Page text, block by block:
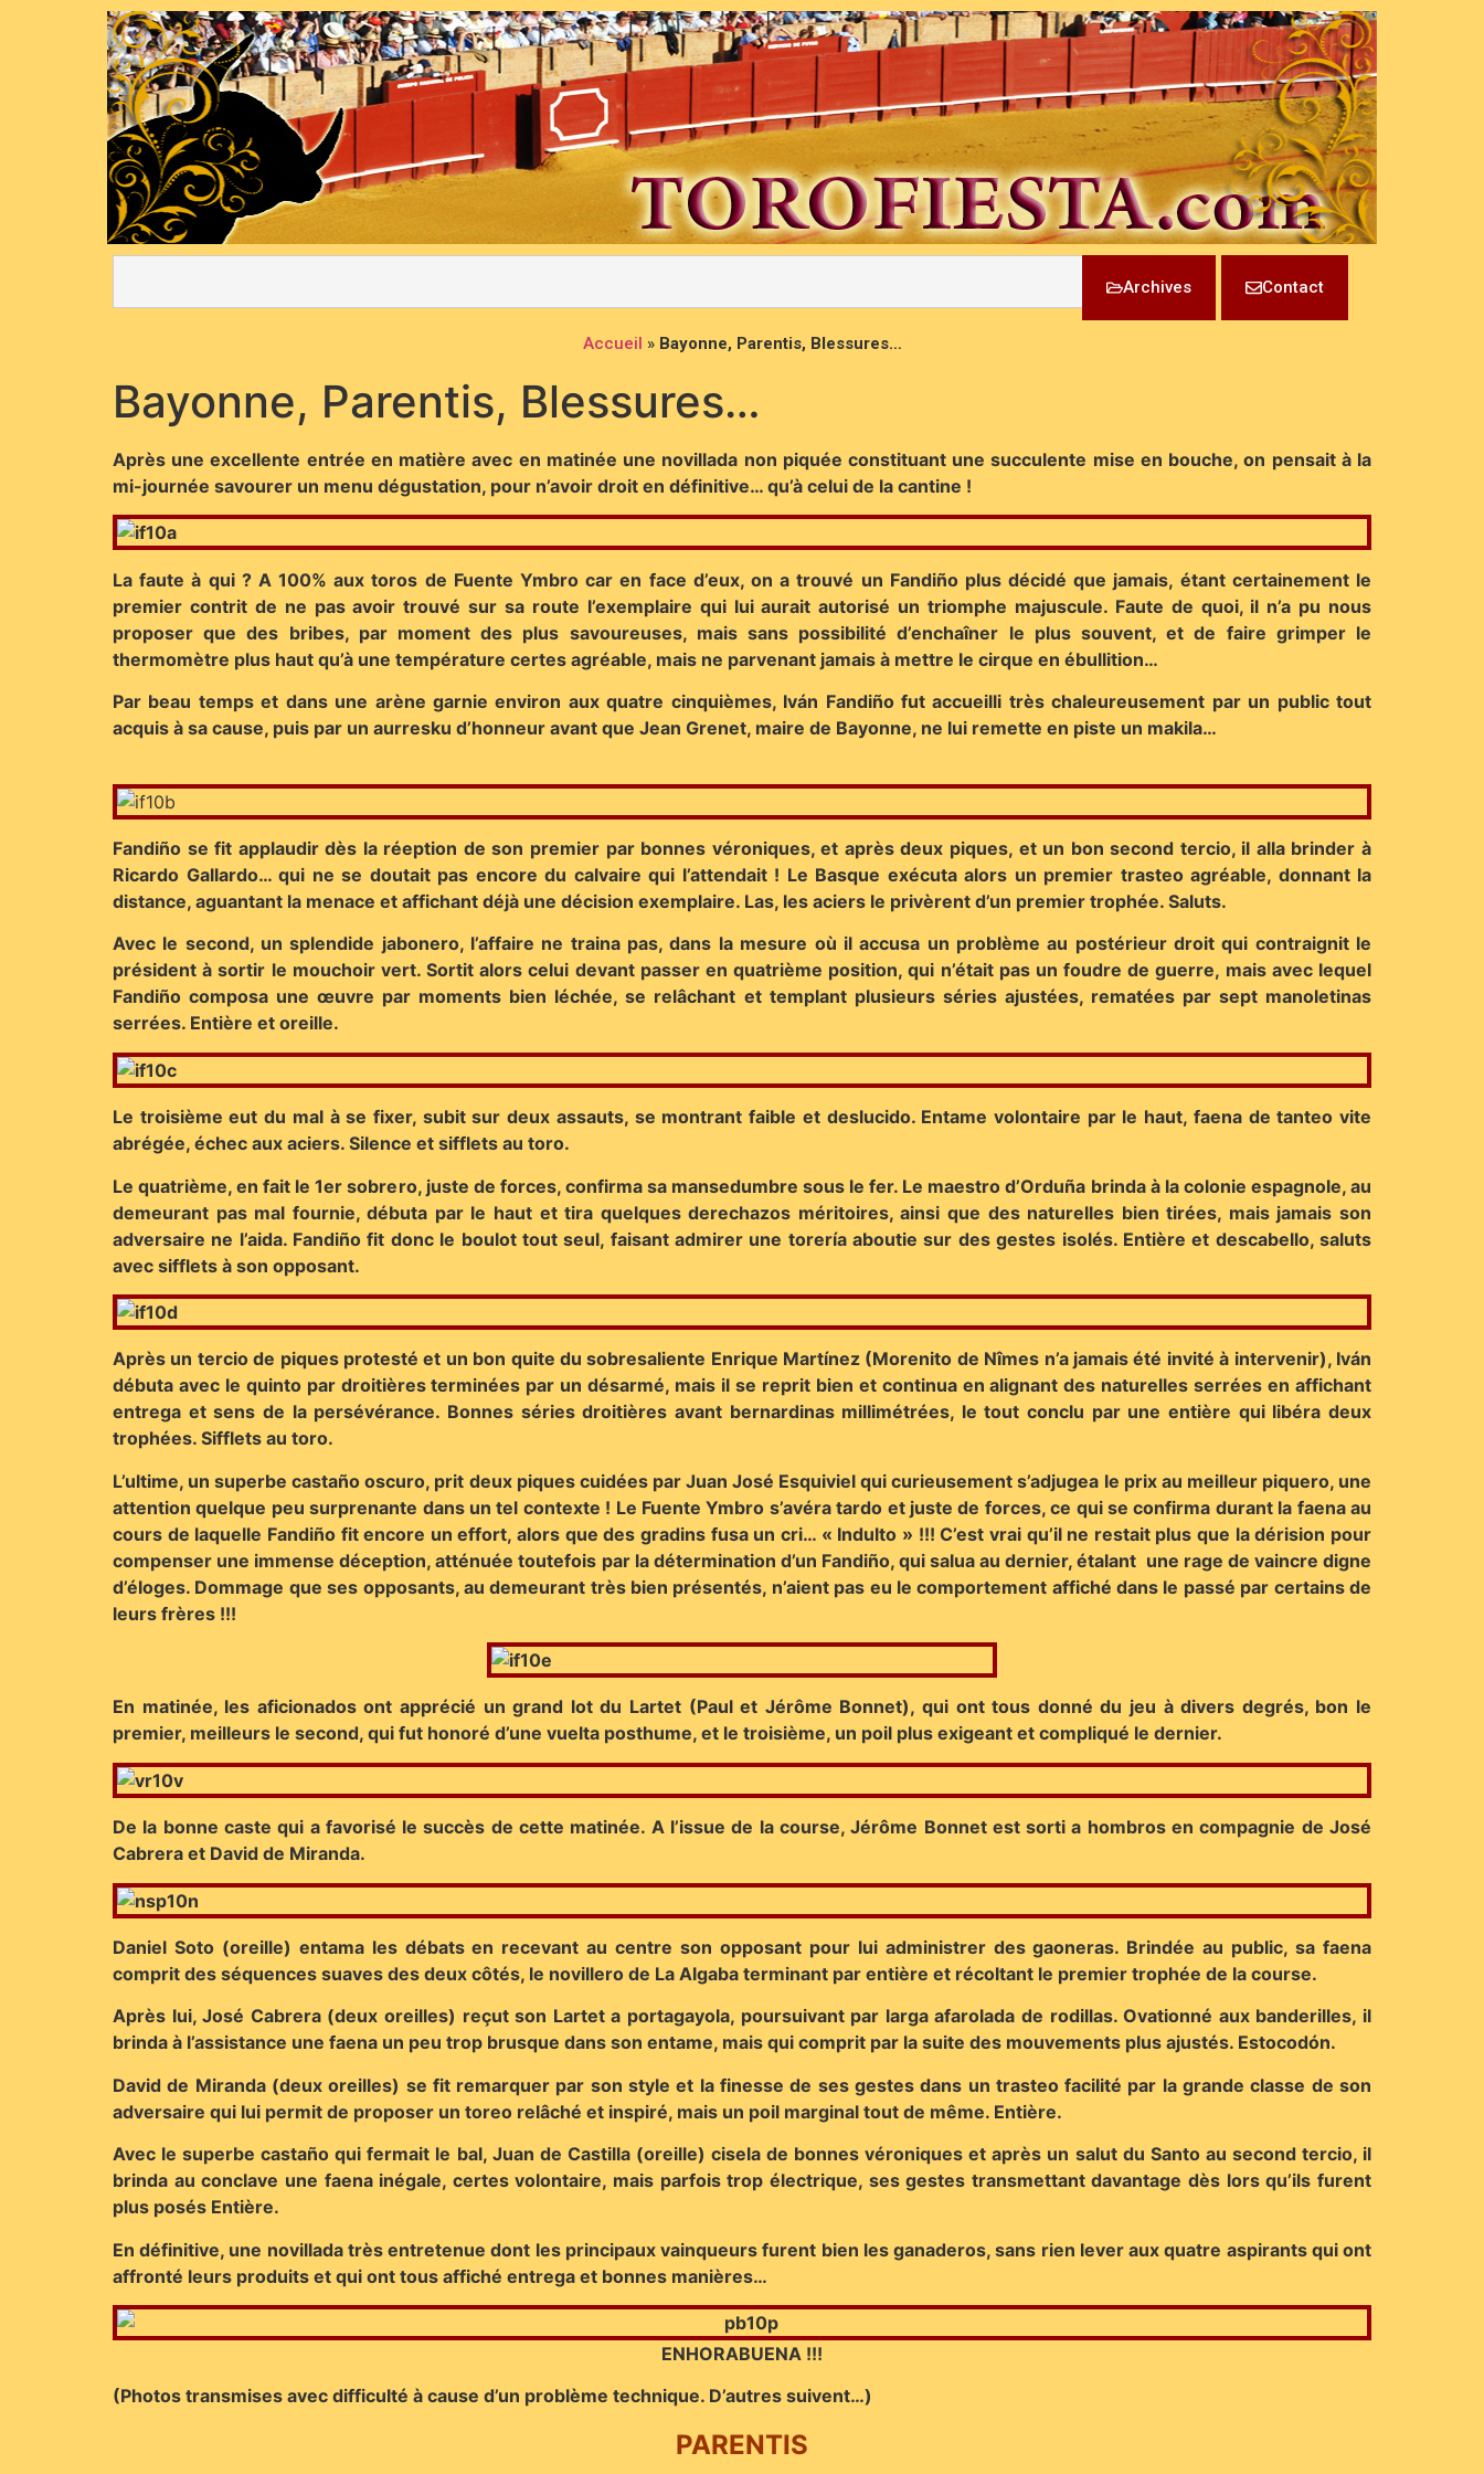
Archives Contact
Accueil » Bayonne, Parentis, Blessures…
Bayonne, Parentis, Blessures…
Après une excellente entrée en matière avec en matinée une novillada non piquée constituant une succulente mise en bouche, on pensait à la
mi-journée savourer un menu dégustation, pour n’avoir droit en définitive… qu’à celui de la cantine !
La faute à qui ? A 100% aux toros de Fuente Ymbro car en face d’eux, on a trouvé un Fandiño plus décidé que jamais, étant certainement le
premier contrit de ne pas avoir trouvé sur sa route l’exemplaire qui lui aurait autorisé un triomphe majuscule. Faute de quoi, il n’a pu nous
proposer que des bribes, par moment des plus savoureuses, mais sans possibilité d’enchaîner le plus souvent, et de faire grimper le
thermomètre plus haut qu’à une température certes agréable, mais ne parvenant jamais à mettre le cirque en ébullition…
Par beau temps et dans une arène garnie environ aux quatre cinquièmes, Iván Fandiño fut accueilli très chaleureusement par un public tout
acquis à sa cause, puis par un aurresku d’honneur avant que Jean Grenet, maire de Bayonne, ne lui remette en piste un makila…
Fandiño se fit applaudir dès la réeption de son premier par bonnes véroniques, et après deux piques, et un bon second tercio, il alla brinder à
Ricardo Gallardo… qui ne se doutait pas encore du calvaire qui l’attendait ! Le Basque exécuta alors un premier trasteo agréable, donnant la
distance, aguantant la menace et affichant déjà une décision exemplaire. Las, les aciers le privèrent d’un premier trophée. Saluts.
Avec le second, un splendide jabonero, l’affaire ne traina pas, dans la mesure où il accusa un problème au postérieur droit qui contraignit le
président à sortir le mouchoir vert. Sortit alors celui devant passer en quatrième position, qui n’était pas un foudre de guerre, mais avec lequel
Fandiño composa une œuvre par moments bien léchée, se relâchant et templant plusieurs séries ajustées, rematées par sept manoletinas
serrées. Entière et oreille.
Le troisième eut du mal à se fixer, subit sur deux assauts, se montrant faible et deslucido. Entame volontaire par le haut, faena de tanteo vite
abrégée, échec aux aciers. Silence et sifflets au toro.
Le quatrième, en fait le 1er sobrero, juste de forces, confirma sa mansedumbre sous le fer. Le maestro d’Orduña brinda à la colonie espagnole, au
demeurant pas mal fournie, débuta par le haut et tira quelques derechazos méritoires, ainsi que des naturelles bien tirées, mais jamais son
adversaire ne l’aida. Fandiño fit donc le boulot tout seul, faisant admirer une torería aboutie sur des gestes isolés. Entière et descabello, saluts
avec sifflets à son opposant.
Après un tercio de piques protesté et un bon quite du sobresaliente Enrique Martínez (Morenito de Nîmes n’a jamais été invité à intervenir), Iván
débuta avec le quinto par droitières terminées par un désarmé, mais il se reprit bien et continua en alignant des naturelles serrées en affichant
entrega et sens de la persévérance. Bonnes séries droitières avant bernardinas millimétrées, le tout conclu par une entière qui libéra deux
trophées. Sifflets au toro.
L’ultime, un superbe castaño oscuro, prit deux piques cuidées par Juan José Esquiviel qui curieusement s’adjugea le prix au meilleur piquero, une
attention quelque peu surprenante dans un tel contexte ! Le Fuente Ymbro s’avéra tardo et juste de forces, ce qui se confirma durant la faena au
cours de laquelle Fandiño fit encore un effort, alors que des gradins fusa un cri… « Indulto » !!! C’est vrai qu’il ne restait plus que la dérision pour
compenser une immense déception, atténuée toutefois par la détermination d’un Fandiño, qui salua au dernier, étalant une rage de vaincre digne
d’éloges. Dommage que ses opposants, au demeurant très bien présentés, n’aient pas eu le comportement affiché dans le passé par certains de
leurs frères !!!
En matinée, les aficionados ont apprécié un grand lot du Lartet (Paul et Jérôme Bonnet), qui ont tous donné du jeu à divers degrés, bon le
premier, meilleurs le second, qui fut honoré d’une vuelta posthume, et le troisième, un poil plus exigeant et compliqué le dernier.
De la bonne caste qui a favorisé le succès de cette matinée. A l’issue de la course, Jérôme Bonnet est sorti a hombros en compagnie de José
Cabrera et David de Miranda.
Daniel Soto (oreille) entama les débats en recevant au centre son opposant pour lui administrer des gaoneras. Brindée au public, sa faena
comprit des séquences suaves des deux côtés, le novillero de La Algaba terminant par entière et récoltant le premier trophée de la course.
Après lui, José Cabrera (deux oreilles) reçut son Lartet a portagayola, poursuivant par larga afarolada de rodillas. Ovationné aux banderilles, il
brinda à l’assistance une faena un peu trop brusque dans son entame, mais qui comprit par la suite des mouvements plus ajustés. Estocodón.
David de Miranda (deux oreilles) se fit remarquer par son style et la finesse de ses gestes dans un trasteo facilité par la grande classe de son
adversaire qui lui permit de proposer un toreo relâché et inspiré, mais un poil marginal tout de même. Entière.
Avec le superbe castaño qui fermait le bal, Juan de Castilla (oreille) cisela de bonnes véroniques et après un salut du Santo au second tercio, il
brinda au conclave une faena inégale, certes volontaire, mais parfois trop électrique, ses gestes transmettant davantage dès lors qu’ils furent
plus posés Entière.
En définitive, une novillada très entretenue dont les principaux vainqueurs furent bien les ganaderos, sans rien lever aux quatre aspirants qui ont
affronté leurs produits et qui ont tous affiché entrega et bonnes manières…
ENHORABUENA !!!
(Photos transmises avec difficulté à cause d’un problème technique. D’autres suivent…)
PARENTIS